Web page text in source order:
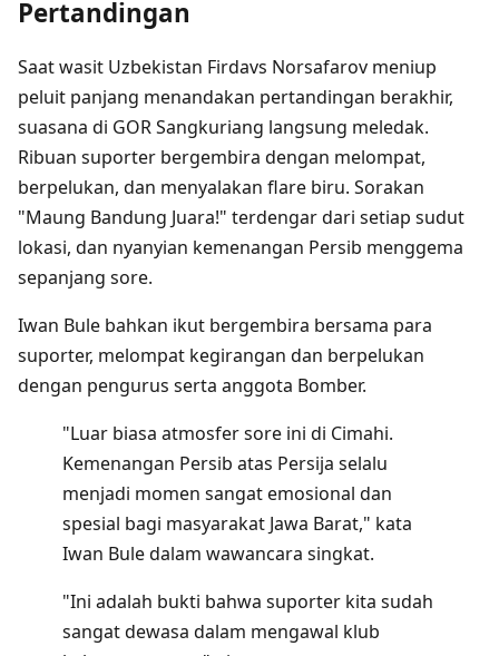
Pertandingan
Saat wasit Uzbekistan Firdavs Norsafarov meniup
peluit panjang menandakan pertandingan berakhir,
suasana di GOR Sangkuriang langsung meledak.
Ribuan suporter bergembira dengan melompat,
berpelukan, dan menyalakan flare biru. Sorakan
"Maung Bandung Juara!" terdengar dari setiap sudut
lokasi, dan nyanyian kemenangan Persib menggema
sepanjang sore.
Iwan Bule bahkan ikut bergembira bersama para
suporter, melompat kegirangan dan berpelukan
dengan pengurus serta anggota Bomber.
"Luar biasa atmosfer sore ini di Cimahi.
Kemenangan Persib atas Persija selalu
menjadi momen sangat emosional dan
spesial bagi masyarakat Jawa Barat," kata
Iwan Bule dalam wawancara singkat.
"Ini adalah bukti bahwa suporter kita sudah
sangat dewasa dalam mengawal klub